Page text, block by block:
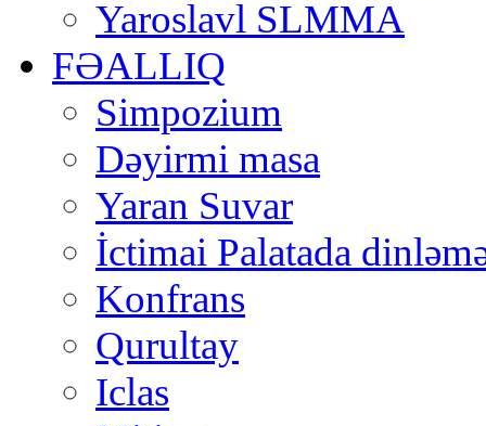
Yaroslavl SLMMA
FƏALLIQ
Simpozium
Dəyirmi masa
Yaran Suvar
İctimai Palatada
Konfrans
Qurultay
Iclas